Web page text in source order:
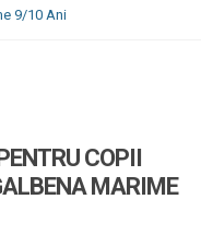
9/10 Ani
COPII
MARIME